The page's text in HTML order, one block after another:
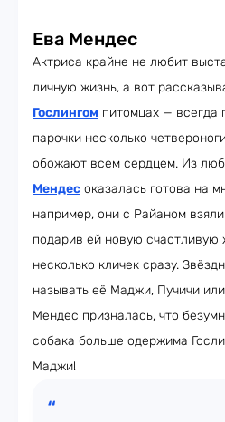
Ева Мендес
Актриса крайне не любит
личную жизнь, а вот
Гослингом питомцах — всегда
парочки несколько
обожают всем сердцем. Из
Мендес оказалась готова на
например, они с Райаном
подарив ей новую счастливую
несколько кличек сразу.
называть её Маджи, Пучичи
Мендес призналась, что
собака больше одержима
Маджи!